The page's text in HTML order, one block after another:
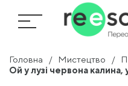
Головна Мистецтво
Ой у лузі червона калина,